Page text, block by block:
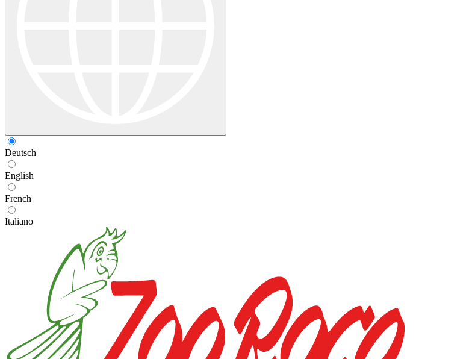
Deutsch
English
French
Italiano